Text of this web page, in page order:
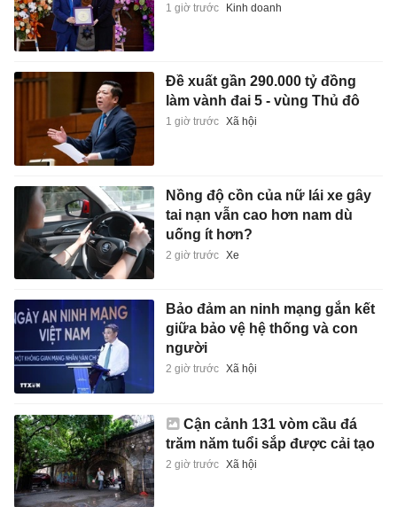
1 giờ trước Kinh doanh
Đề xuất gần 290.000 tỷ đồng
làm vành đai 5 - vùng Thủ đô
1 giờ trước Xã hội
Nồng độ cồn của nữ lái xe gây
tai nạn vẫn cao hơn nam dù
uống ít hơn?
2 giờ trước Xe
Bảo đảm an ninh mạng gắn kết
giữa bảo vệ hệ thống và con
người
2 giờ trước Xã hội
Cận cảnh 131 vòm cầu đá
trăm năm tuổi sắp được cải tạo
2 giờ trước Xã hội